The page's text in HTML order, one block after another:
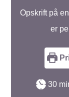
Opskrift på
er
30